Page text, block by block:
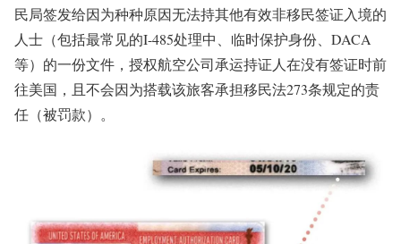
民局签发给因为种种原因无法持其他有效非移民签证入境的
人士（包括最常见的I-485处理中、临时保护身份、DACA
等）的一份文件，授权航空公司承运持证人在没有签证时前
往美国，且不会因为搭载该旅客承担移民法273条规定的责
任（被罚款）。